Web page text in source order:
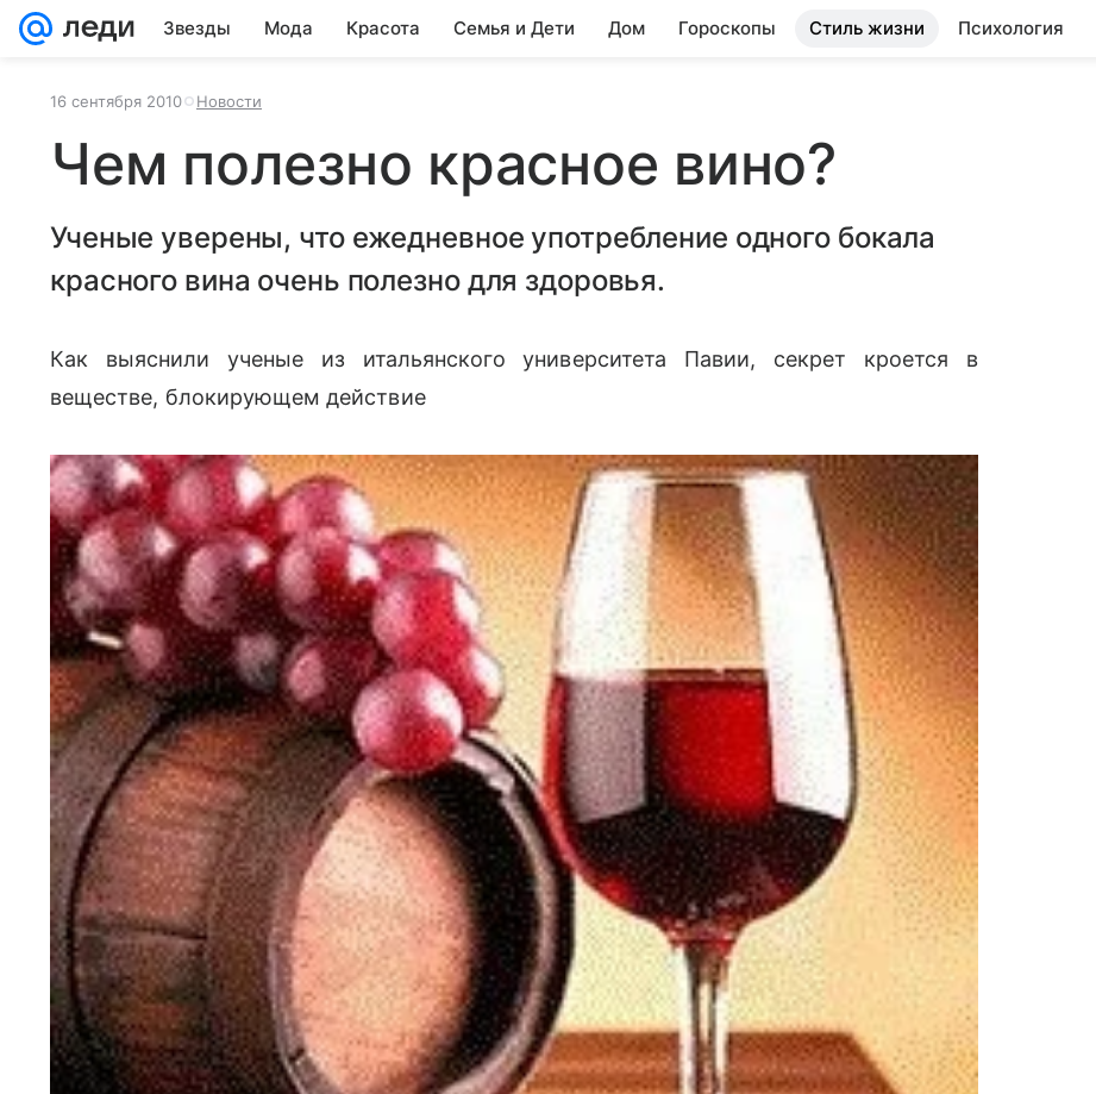
Звезды Мода Красота Семья и Дети Дом Гороскопы Стиль жизни Психология
16 сентября 2010 Новости
Чем полезно красное вино?
Ученые уверены, что ежедневное употребление одного бокала
красного вина очень полезно для здоровья.
Как выяснили ученые из итальянского университета Павии, секрет кроется в
веществе, блокирующем действие